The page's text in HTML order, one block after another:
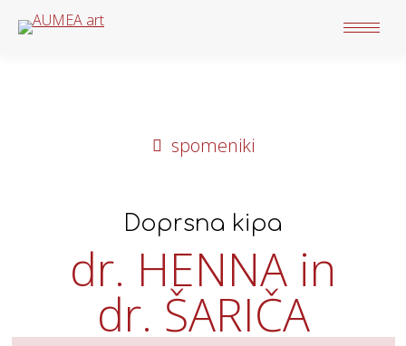
spomeniki
Doprsna kipa
dr. HENNA in
dr. ŠARIČA